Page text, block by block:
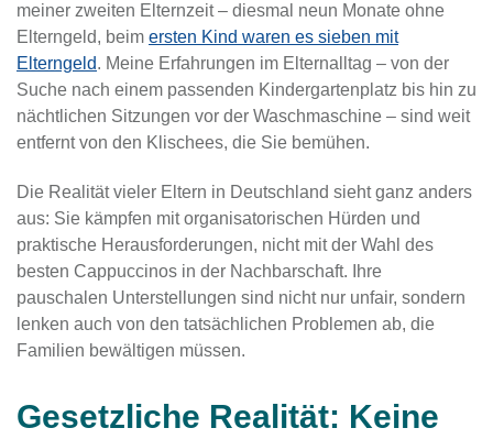
meiner zweiten Elternzeit – diesmal neun Monate ohne
Elterngeld, beim ersten Kind waren es sieben mit
Elterngeld. Meine Erfahrungen im Elternalltag – von der
Suche nach einem passenden Kindergartenplatz bis hin zu
nächtlichen Sitzungen vor der Waschmaschine – sind weit
entfernt von den Klischees, die Sie bemühen.
Die Realität vieler Eltern in Deutschland sieht ganz anders
aus: Sie kämpfen mit organisatorischen Hürden und
praktische Herausforderungen, nicht mit der Wahl des
besten Cappuccinos in der Nachbarschaft. Ihre
pauschalen Unterstellungen sind nicht nur unfair, sondern
lenken auch von den tatsächlichen Problemen ab, die
Familien bewältigen müssen.
Gesetzliche Realität: Keine